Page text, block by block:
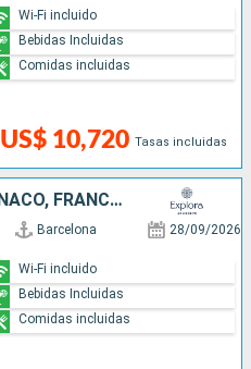
US$ 10,720 Tasas incluidas
Wi-Fi incluido
Bebidas Incluidas
Comidas incluidas
TÚNEZ, MALTA, ITALIA, MONACO, FRANCIA, ESPAÑA
Barcelona 28/09/2026
Wi-Fi incluido
Bebidas Incluidas
Comidas incluidas